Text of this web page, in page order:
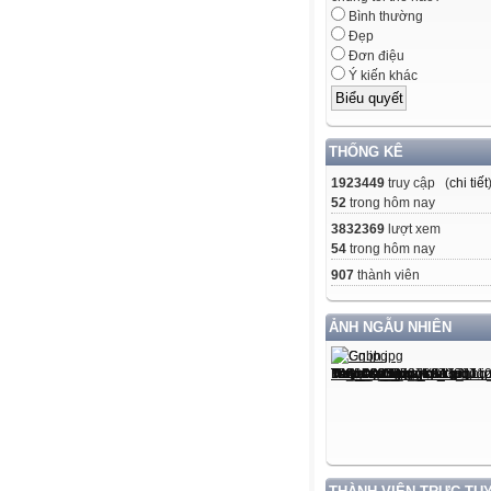
Bình thường
Đẹp
Đơn điệu
Ý kiến khác
THỐNG KÊ
1923449 truy cập (chi tiết)
52 trong hôm nay
3832369 lượt xem
54 trong hôm nay
907 thành viên
ẢNH NGẪU NHIÊN